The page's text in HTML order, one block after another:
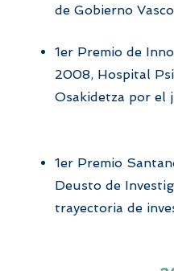
de Gobierno
1er Premio de
2008, Hospital
Osakidetza por el
1er Premio
Deusto de
trayectoria de